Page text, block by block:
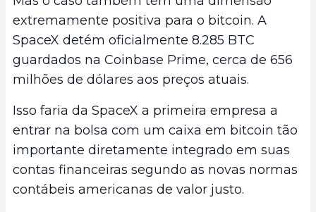
extremamente positiva para o bitcoin. A
SpaceX detém oficialmente 8.285 BTC
guardados na Coinbase Prime, cerca de 656
milhões de dólares aos preços atuais.
Isso faria da SpaceX a primeira empresa a
entrar na bolsa com um caixa em bitcoin tão
importante diretamente integrado em suas
contas financeiras segundo as novas normas
contábeis americanas de valor justo.